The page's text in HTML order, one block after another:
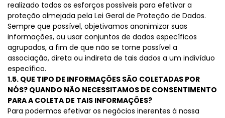
realizado todos os esforços possíveis para efetivar a
proteção almejada pela Lei Geral de Proteção de Dados.
Sempre que possível, objetivamos anonimizar suas
informações, ou usar conjuntos de dados específicos
agrupados, a fim de que não se torne possível a
associação, direta ou indireta de tais dados a um indivíduo
específico.
1.5. QUE TIPO DE INFORMAÇÕES SÃO COLETADAS POR
NÓS? QUANDO NÃO NECESSITAMOS DE CONSENTIMENTO
PARA A COLETA DE TAIS INFORMAÇÕES?
Para podermos efetivar os negócios inerentes à nossa